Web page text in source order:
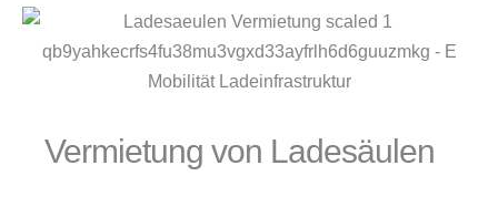
Vermietung von Ladesäulen